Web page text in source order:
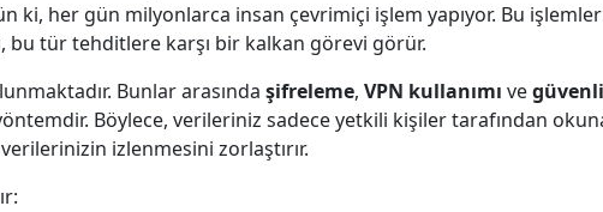
her gün milyonlarca insan çevrimiçi işlem yapıyor. Bu işlemler
bu tür tehditlere karşı bir kalkan görevi görür.
Bunlar arasında şifreleme, VPN kullanımı vegüvenli
Böylece, verileriniz sadece yetkili kişiler tarafından
izlenmesini zorlaştırır.